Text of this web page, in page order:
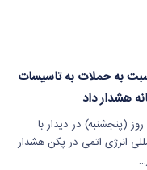
به حملات به تاسیسات
هشدار داد
(پنجشنبه) در دیدار با
انرژی اتمی در پکن هشدار